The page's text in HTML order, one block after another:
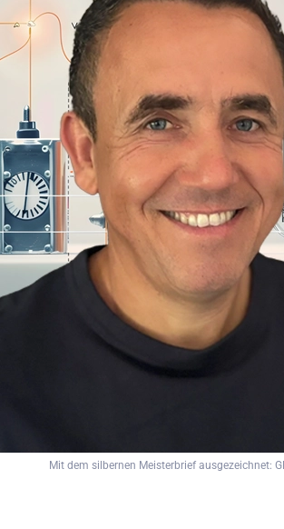
Mit dem silbernen Meisterbrief ausgezeichnet: